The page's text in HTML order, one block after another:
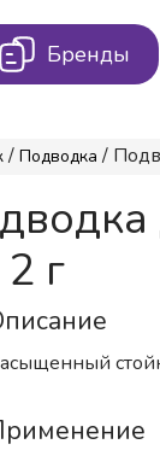
Бренды
/ Подводка /
г